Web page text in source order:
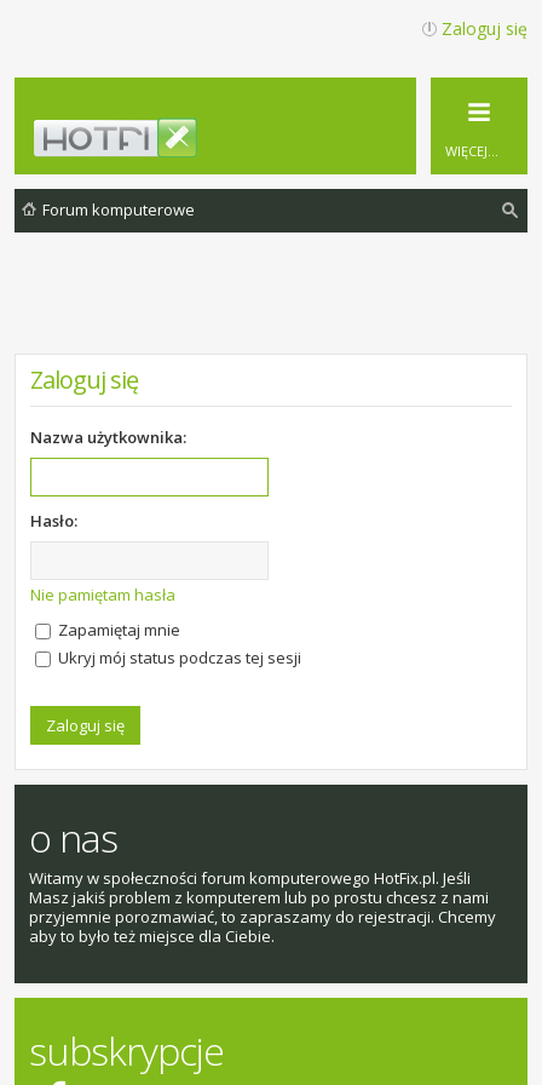
Zaloguj się
WIĘCEJ…
Forum komputerowe
Zaloguj się
Nazwa użytkownika:
Hasło:
Nie pamiętam hasła
Zapamiętaj mnie
Ukryj mój status podczas tej sesji
o nas
Witamy w społeczności forum komputerowego HotFix.pl. Jeśli
Masz jakiś problem z komputerem lub po prostu chcesz z nami
przyjemnie porozmawiać, to zapraszamy do rejestracji. Chcemy
aby to było też miejsce dla Ciebie.
subskrypcje